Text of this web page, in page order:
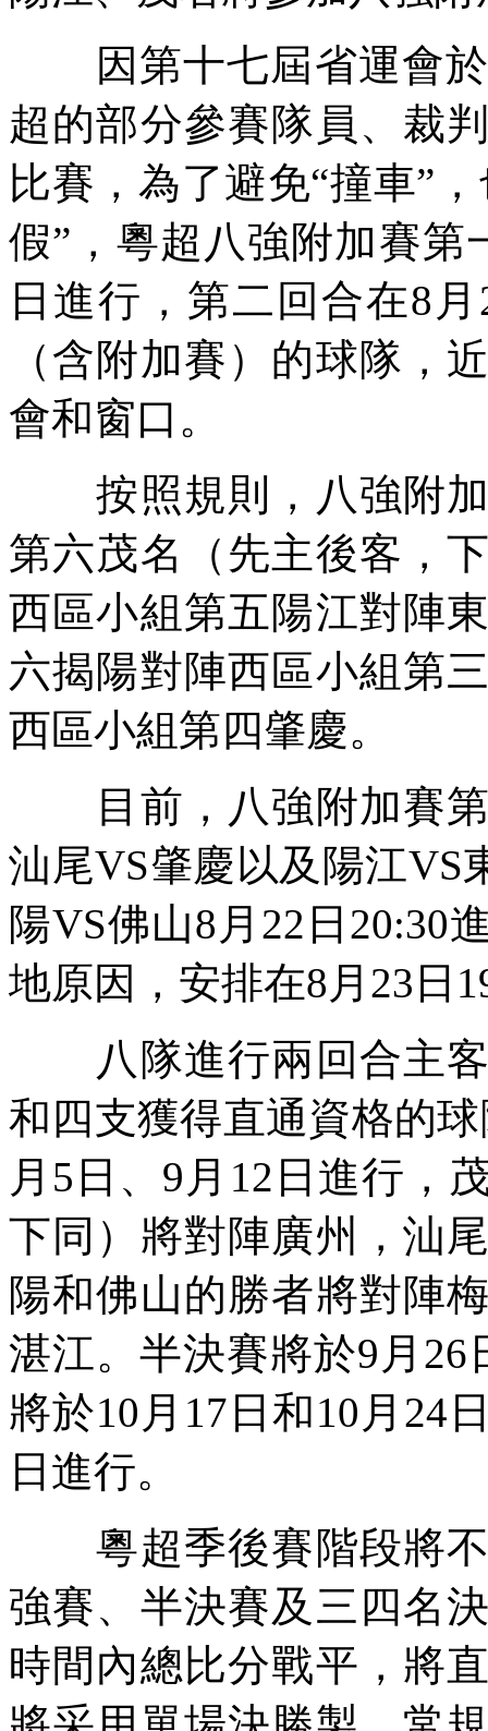
因第十七屆省運會於
超的部分參賽隊員、裁
比賽，為了避免“撞車”
假”，粵超八強附加賽第
日進行，第二回合在8
（含附加賽）的球隊，
會和窗口。
按照規則，八強附加
第六茂名（先主後客，
西區小組第五陽江對陣
六揭陽對陣西區小組第
西區小組第四肇慶。
目前，八強附加賽第
汕尾VS肇慶以及陽江VS
陽VS佛山8月22日20:30
地原因，安排在8月23日
八隊進行兩回合主客
和四支獲得直通資格的
月5日、9月12日進行，
下同）將對陣廣州，汕
陽和佛山的勝者將對陣
湛江。半決賽將於9月
將於10月17日和10月24
日進行。
粵超季後賽階段將不
強賽、半決賽及三四名
時間內總比分戰平，將